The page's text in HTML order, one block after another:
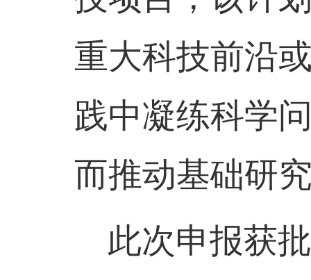
重大科技前沿
践中凝练科学
而推动基础研
此次申报获批